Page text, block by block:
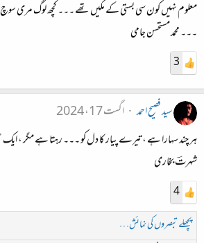
معلوم نہیں کون سی بستی کے مکیں تھے ۔۔۔ کچھ لوگ مری
۔۔۔ محمد مستحسن جامی
3
سید فصیح احمد
اگست 17، 2024
ہر چند سہارا ہے ، تیرے پیار کا دل کو ۔۔۔ رہتا ہے مگر ،
شہرتؔ بخاری
4
پچھلے تبصروں کی نمائش…